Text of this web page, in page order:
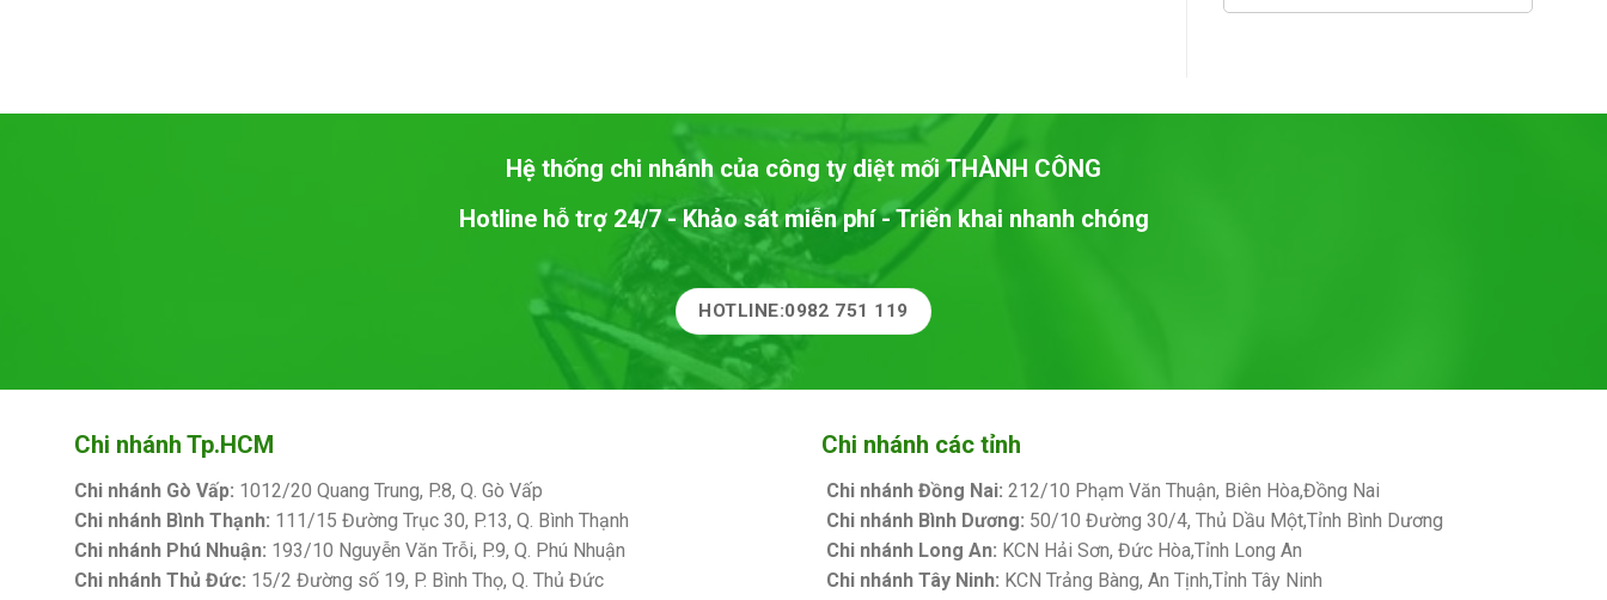
Hệ thống chi nhánh của công ty diệt mốiTHÀNH CÔNG
Hotline hỗ trợ 24/7 - Khảo sát miễn phí - Triển khai nhanh chóng
HOTLINE:0982 751 119
Chi nhánh Tp.HCM
Chi nhánh Gò Vấp: 1012/20 Quang Trung, P.8, Q. Gò Vấp
Chi nhánh Bình Thạnh: 111/15 Đường Trục 30, P.13, Q. Bình Thạnh
Chi nhánh Phú Nhuận: 193/10 Nguyễn Văn Trỗi, P.9, Q. Phú Nhuận
Chi nhánh Thủ Đức: 15/2 Đường số 19, P. Bình Thọ, Q. Thủ Đức
Chi nhánh các tỉnh
Chi nhánh Đồng Nai: 212/10 Phạm Văn Thuận, Biên Hòa,Đồng Nai
Chi nhánh Bình Dương: 50/10 Đường 30/4, Thủ Dầu Một,Tỉnh Bình Dương
Chi nhánh Long An: KCN Hải Sơn, Đức Hòa,Tỉnh Long An
Chi nhánh Tây Ninh: KCN Trảng Bàng, An Tịnh,Tỉnh Tây Ninh